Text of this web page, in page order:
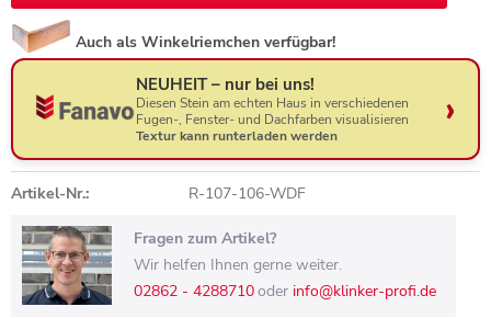
Auch als Winkelriemchen verfügbar!
NEUHEIT – nur bei uns!
Diesen Stein am echten Haus in verschiedenen
Fugen-, Fenster- und Dachfarben visualisieren
Textur kann runterladen werden
Artikel-Nr.: R-107-106-WDF
Fragen zum Artikel?
Wir helfen Ihnen gerne weiter.
02862 - 4288710oder info@klinker-profi.de